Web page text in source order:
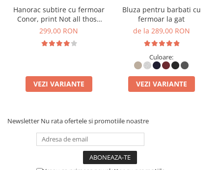
Hanorac subtire cu fermoar
Conor, print Not all those
who wander are lost
299,00 RON
VEZI VARIANTE
Bluza pentru barbati cu
fermoar la gat
de la 289,00 RON
Culoare:
VEZI VARIANTE
Newsletter Nu rata ofertele si promotiile noastre